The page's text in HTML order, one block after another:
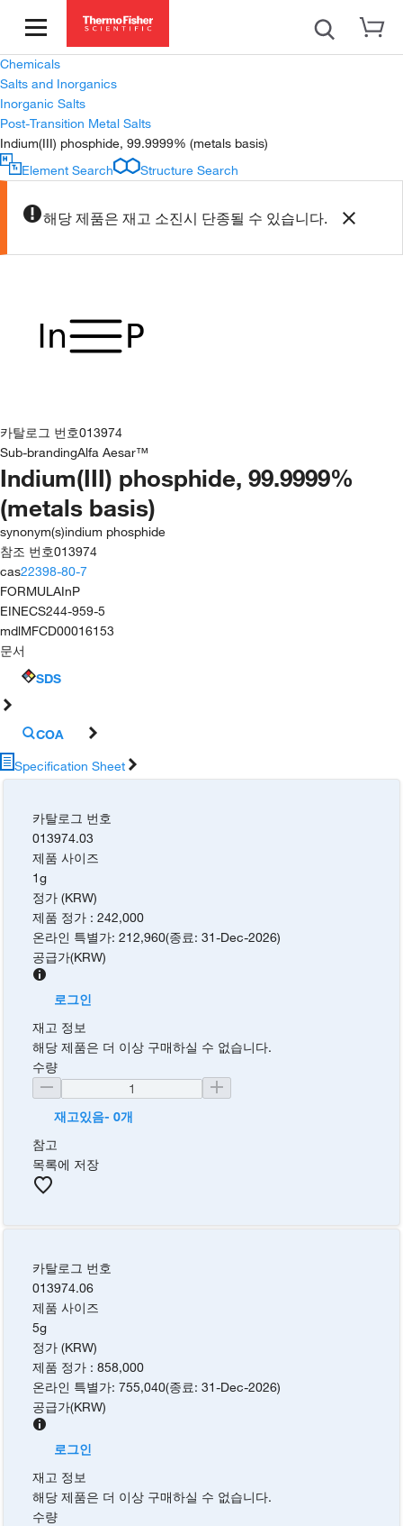
Chemicals
Salts and Inorganics
Inorganic Salts
Post-Transition Metal Salts
Indium(III) phosphide, 99.9999% (metals basis)
Element Search
Structure Search
해당 제품은 재고 소진시 단종될 수 있습니다.
카탈로그 번호013974
Sub-brandingAlfa Aesar™
Indium(III) phosphide, 99.9999%
(metals basis)
synonym(s)indium phosphide
참조 번호013974
cas22398-80-7
FORMULAInP
EINECS244-959-5
mdlMFCD00016153
문서
SDS
COA
Specification Sheet
카탈로그 번호
013974.03
제품 사이즈
1g
정가 (KRW)
제품 정가 :242,000
온라인 특별가:212,960(종료:31-Dec-2026)
공급가(KRW)
로그인
재고 정보
해당 제품은 더 이상 구매하실 수 없습니다.
수량
재고있음- 0개
참고
목록에 저장
카탈로그 번호
013974.06
제품 사이즈
5g
정가 (KRW)
제품 정가 :858,000
온라인 특별가:755,040(종료:31-Dec-2026)
공급가(KRW)
로그인
재고 정보
해당 제품은 더 이상 구매하실 수 없습니다.
수량